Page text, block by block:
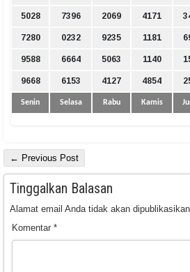
5028 7396 2069 4171
7280 0232 9235 1181
9588 6664 5063 1140
9668 6153 4127 4854
Senin Selasa Rabu Kamis
← Previous Post
Tinggalkan Balasan
Alamat email Anda tidak akan dipublikasikan.
Komentar *